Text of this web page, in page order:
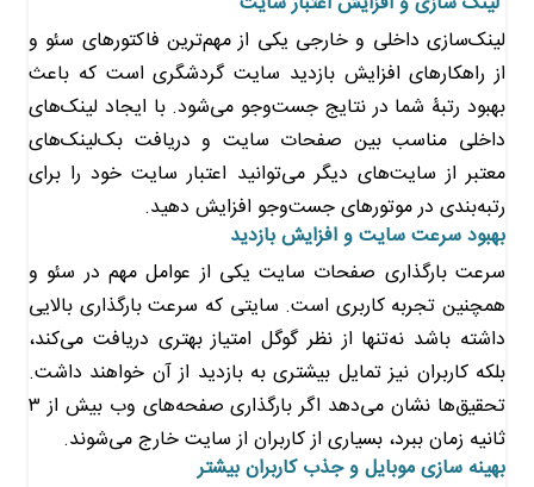
لینک‌سازی داخلی و خارجی یکی از مهم‌ترین فاکتورهای سئو و
از راهکارهای افزایش بازدید سایت‌ گردشگری است که باعث
بهبود رتبۀ شما در نتایج جست‌و‌جو می‌شود. با ایجاد لینک‌های
داخلی مناسب بین صفحات سایت و دریافت بک‌لینک‌های
معتبر از سایت‌های دیگر می‌توانید اعتبار سایت خود را برای
رتبه‌بندی در موتورهای جست‌وجو افزایش دهید.
بهبود سرعت سایت و افزایش بازدید
سرعت بارگذاری صفحات سایت یکی از عوامل مهم در سئو و
همچنین تجربه کاربری است. سایتی که سرعت بارگذاری بالایی
داشته باشد نه‌تنها از نظر گوگل امتیاز بهتری دریافت می‌کند،
بلکه کاربران نیز تمایل بیشتری به بازدید از آن خواهند داشت.
تحقیق‌ها نشان می‌دهد اگر بارگذاری صفحه‌های وب بیش از ۳
ثانیه زمان ببرد، بسیاری از کاربران از سایت خارج می‌شوند.
بهینه سازی موبایل و جذب کاربران بیشتر